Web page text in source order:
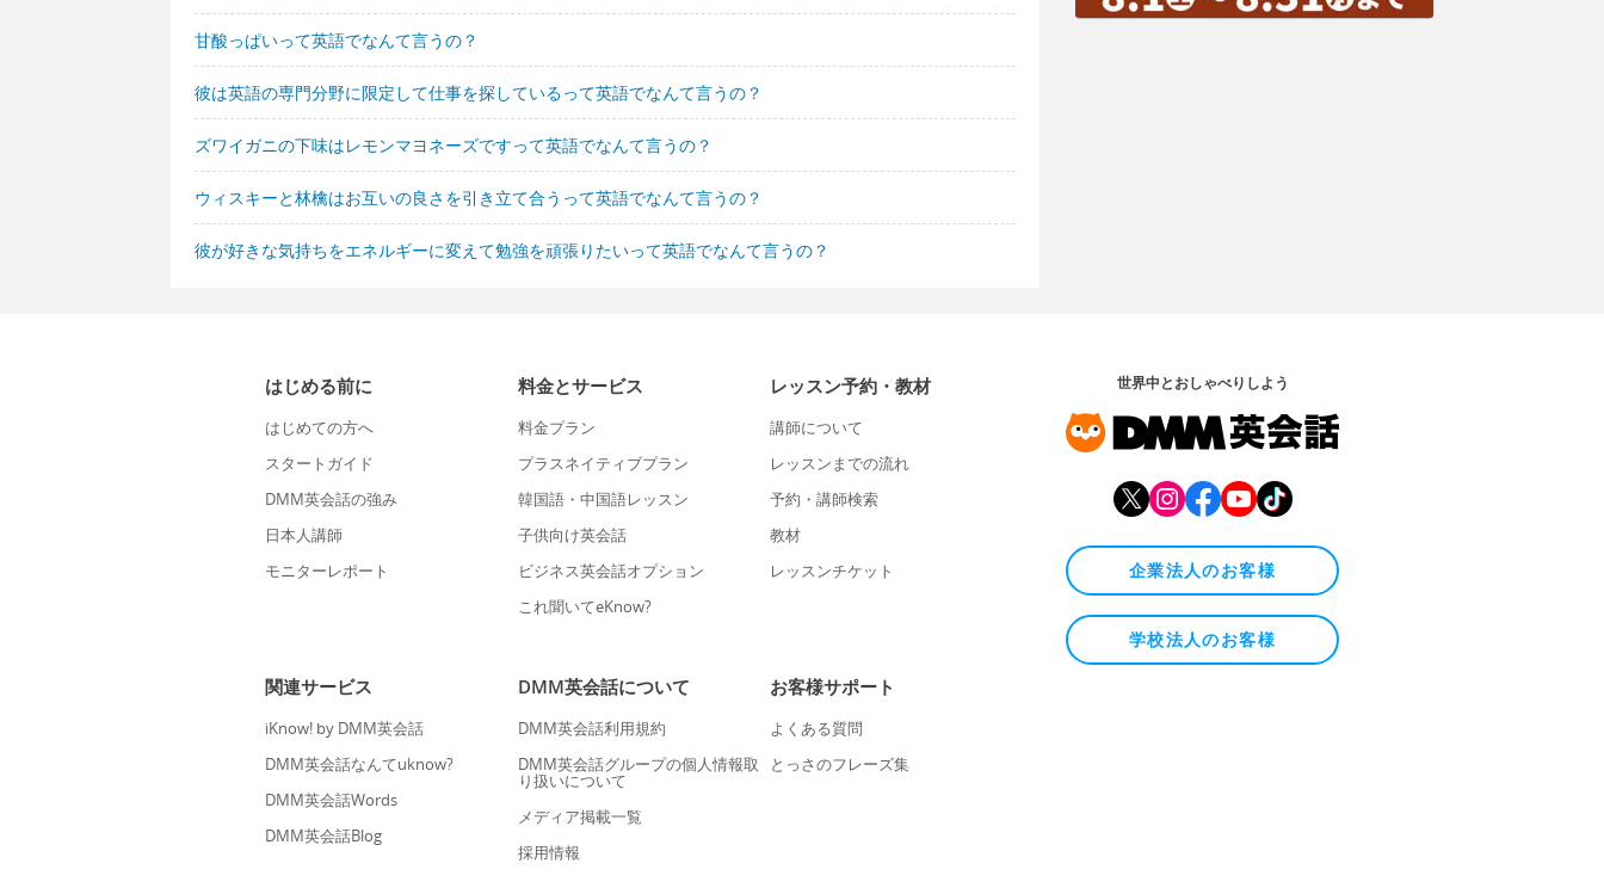
甘酸っぱいって英語でなんて言うの？
彼は英語の専門分野に限定して仕事を探しているって英語でなんて言うの？
ズワイガニの下味はレモンマヨネーズですって英語でなんて言うの？
ウィスキーと林檎はお互いの良さを引き立て合うって英語でなんて言うの？
彼が好きな気持ちをエネルギーに変えて勉強を頑張りたいって英語でなんて言うの？
はじめる前に
はじめての方へ
スタートガイド
DMM英会話の強み
日本人講師
モニターレポート
料金とサービス
料金プラン
プラスネイティブプラン
韓国語・中国語レッスン
子供向け英会話
ビジネス英会話オプション
これ聞いてeKnow?
レッスン予約・教材
講師について
レッスンまでの流れ
予約・講師検索
教材
レッスンチケット
関連サービス
iKnow! by DMM英会話
DMM英会話なんてuknow?
DMM英会話Words
DMM英会話Blog
DMM英会話について
DMM英会話利用規約
DMM英会話グループの個人情報取
り扱いについて
メディア掲載一覧
採用情報
お客様サポート
よくある質問
とっさのフレーズ集
世界中とおしゃべりしよう
企業法人のお客様
学校法人のお客様